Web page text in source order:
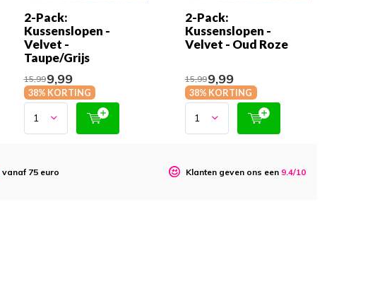
2-Pack:
Kussenslopen -
Velvet -
Taupe/Grijs
15,999,99
38% KORTING
2-Pack:
Kussenslopen -
Velvet - Oud Roze
15,999,99
38% KORTING
vanaf 75 euro Klanten geven ons een 9.4/10